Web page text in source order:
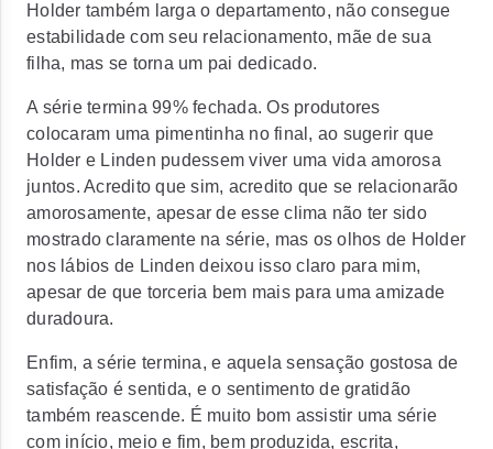
Holder também larga o departamento, não consegue
estabilidade com seu relacionamento, mãe de sua
filha, mas se torna um pai dedicado.
A série termina 99% fechada. Os produtores
colocaram uma pimentinha no final, ao sugerir que
Holder e Linden pudessem viver uma vida amorosa
juntos. Acredito que sim, acredito que se relacionarão
amorosamente, apesar de esse clima não ter sido
mostrado claramente na série, mas os olhos de Holder
nos lábios de Linden deixou isso claro para mim,
apesar de que torceria bem mais para uma amizade
duradoura.
Enfim, a série termina, e aquela sensação gostosa de
satisfação é sentida, e o sentimento de gratidão
também reascende. É muito bom assistir uma série
com início, meio e fim, bem produzida, escrita,